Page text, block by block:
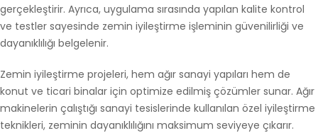
gerçekleştirir. Ayrıca, uygulama sırasında yapılan kalite kontrol
ve testler sayesinde zemin iyileştirme işleminin güvenilirliği ve
dayanıklılığı belgelenir.
Zemin iyileştirme projeleri, hem ağır sanayi yapıları hem de
konut ve ticari binalar için optimize edilmiş çözümler sunar. Ağır
makinelerin çalıştığı sanayi tesislerinde kullanılan özel iyileştirme
teknikleri, zeminin dayanıklılığını maksimum seviyeye çıkarır.